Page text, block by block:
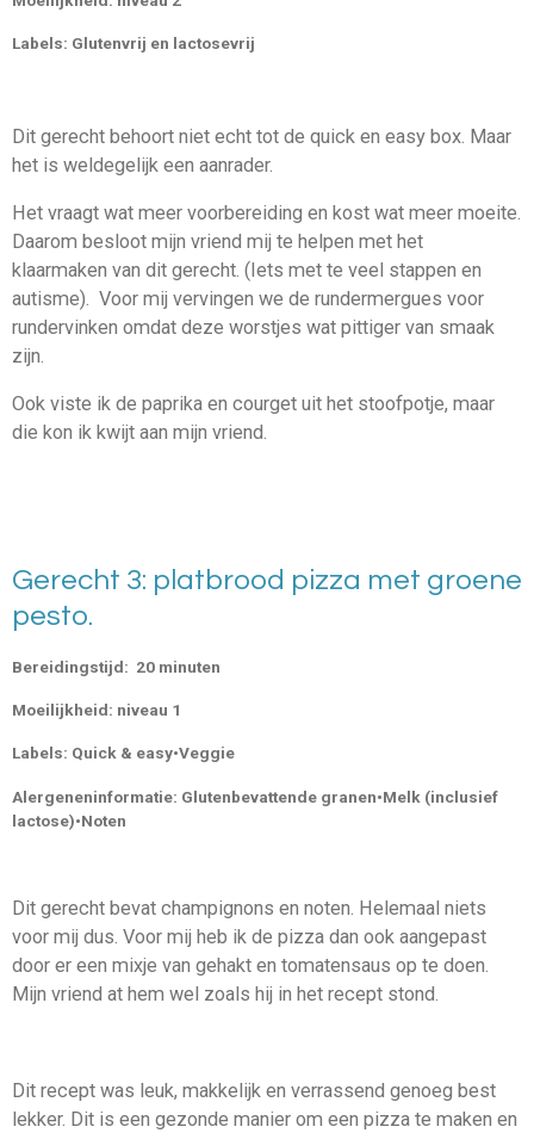
Labels: Glutenvrij en lactosevrij
Dit gerecht behoort niet echt tot de quick en easy box. Maar
het is weldegelijk een aanrader.
Het vraagt wat meer voorbereiding en kost wat meer moeite.
Daarom besloot mijn vriend mij te helpen met het
klaarmaken van dit gerecht. (Iets met te veel stappen en
autisme). Voor mij vervingen we de rundermergues voor
rundervinken omdat deze worstjes wat pittiger van smaak
zijn.
Ook viste ik de paprika en courget uit het stoofpotje, maar
die kon ik kwijt aan mijn vriend.
Gerecht 3: platbrood pizza met groene
pesto.
Bereidingstijd: 20 minuten
Moeilijkheid: niveau 1
Labels: Quick & easy•Veggie
Alergeneninformatie: Glutenbevattende granen•Melk (inclusief
lactose)•Noten
Dit gerecht bevat champignons en noten. Helemaal niets
voor mij dus. Voor mij heb ik de pizza dan ook aangepast
door er een mixje van gehakt en tomatensaus op te doen.
Mijn vriend at hem wel zoals hij in het recept stond.
Dit recept was leuk, makkelijk en verrassend genoeg best
lekker. Dit is een gezonde manier om een pizza te maken en